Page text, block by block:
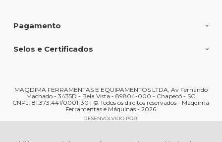
Pagamento
Selos e Certificados
MAQDIMA FERRAMENTAS E EQUIPAMENTOS LTDA, Av Fernando
Machado - 3435D - Bela Vista - 89804-000 - Chapecó - SC
CNPJ: 81.373.441/0001-30 | © Todos os direitos reservados - Maqdima
Ferramentas e Máquinas - 2026